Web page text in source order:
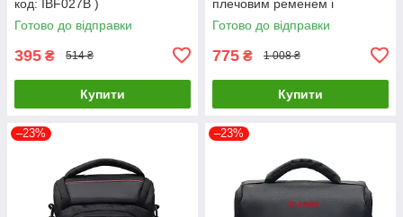
код: IBF027B )
Готово до відправки
395 ₴ 514 ₴
Купити
плечовим ременем і
дощовиком Сірий ( код:
IBF079S )
Готово до відправки
775 ₴ 1 008 ₴
Купити
–23% –23%